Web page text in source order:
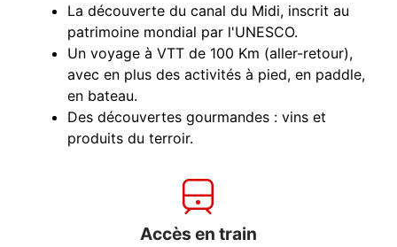
La découverte du canal du Midi, inscrit au
patrimoine mondial par l'UNESCO.
Un voyage à VTT de 100 Km (aller-retour),
avec en plus des activités à pied, en paddle,
en bateau.
Des découvertes gourmandes : vins et
produits du terroir.
Accès en train